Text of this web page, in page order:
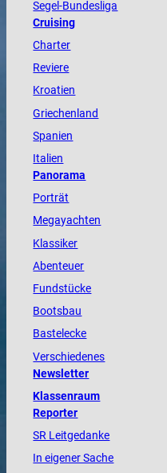
Segel-Bundesliga
Cruising
Charter
Reviere
Kroatien
Griechenland
Spanien
Italien
Panorama
Porträt
Megayachten
Klassiker
Abenteuer
Fundstücke
Bootsbau
Bastelecke
Verschiedenes
Newsletter
Klassenraum
Reporter
SR Leitgedanke
In eigener Sache